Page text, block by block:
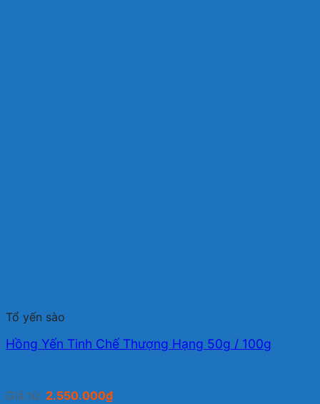
Tổ yến sào
Hồng Yến Tinh Chế Thượng Hạng 50g / 100g
Giá từ: 2.550.000₫